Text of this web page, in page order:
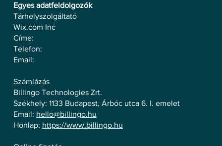
Egyes adatfeldolgozók
Tárhelyszolgáltató
Wix.com Inc
Címe:
Telefon:
Email:
Számlázás
Billingo Technologies Zrt.
Székhely: 1133 Budapest, Árbóc utca 6. I. emelet
Email: hello@billingo.hu
Honlap: https://www.billingo.hu